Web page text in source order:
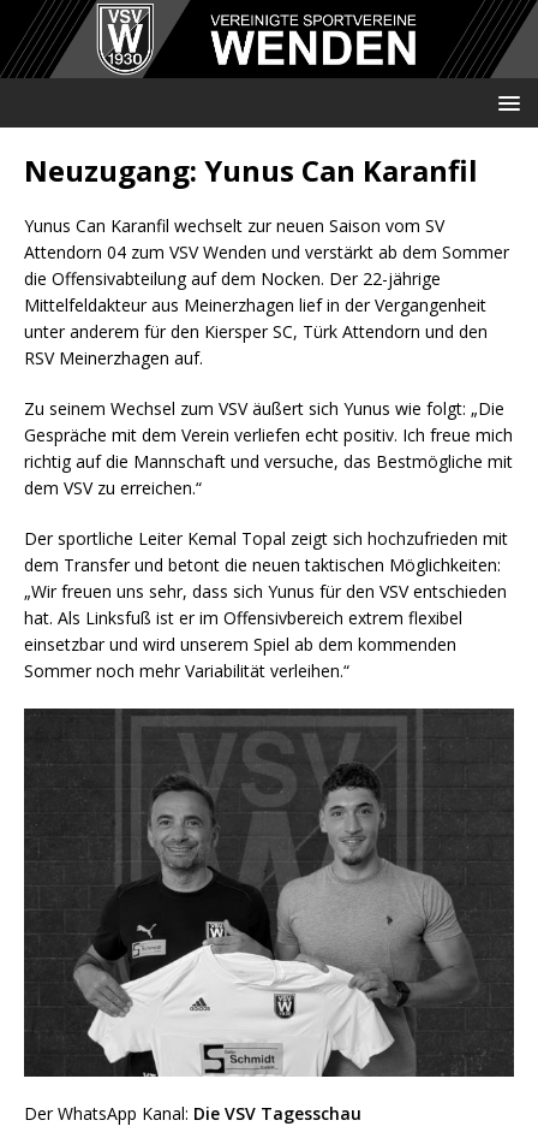
Neuzugang: Yunus Can Karanfil
Yunus Can Karanfil wechselt zur neuen Saison vom SV
Attendorn 04 zum VSV Wenden und verstärkt ab dem Sommer
die Offensivabteilung auf dem Nocken. Der 22-jährige
Mittelfeldakteur aus Meinerzhagen lief in der Vergangenheit
unter anderem für den Kiersper SC, Türk Attendorn und den
RSV Meinerzhagen auf.
Zu seinem Wechsel zum VSV äußert sich Yunus wie folgt: „Die
Gespräche mit dem Verein verliefen echt positiv. Ich freue mich
richtig auf die Mannschaft und versuche, das Bestmögliche mit
dem VSV zu erreichen.“
Der sportliche Leiter Kemal Topal zeigt sich hochzufrieden mit
dem Transfer und betont die neuen taktischen Möglichkeiten:
„Wir freuen uns sehr, dass sich Yunus für den VSV entschieden
hat. Als Linksfuß ist er im Offensivbereich extrem flexibel
einsetzbar und wird unserem Spiel ab dem kommenden
Sommer noch mehr Variabilität verleihen.“
Der WhatsApp Kanal: Die VSV Tagesschau